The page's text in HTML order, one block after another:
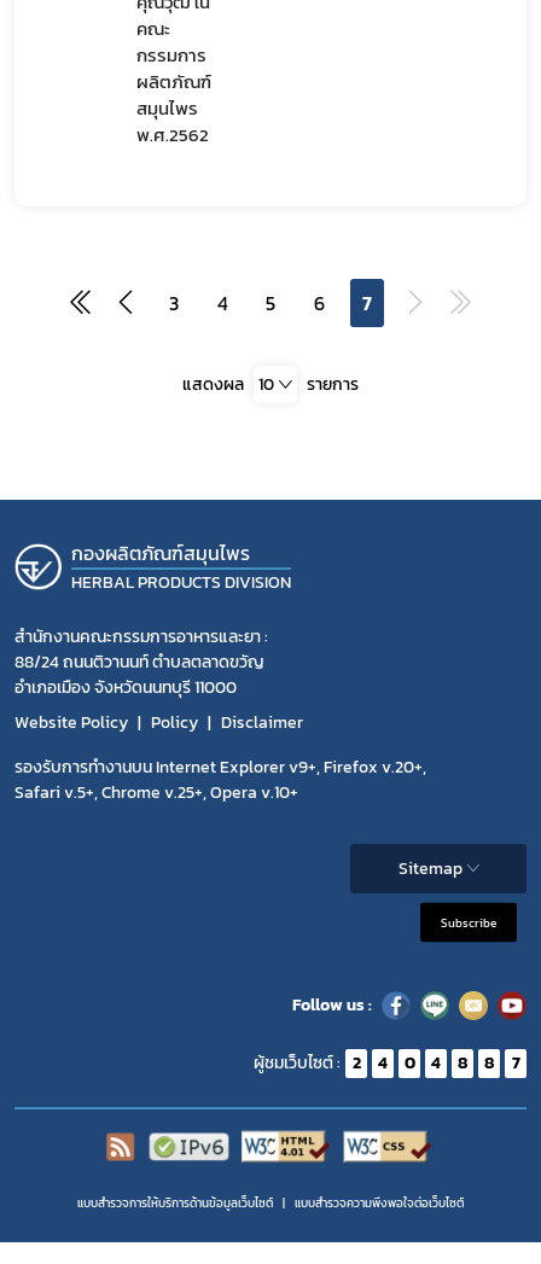
คณะ
กรรมการ
ผลิตภัณฑ์
สมุนไพร
พ.ศ.2562
3 4 5 6 7
แสดงผล 10 รายการ
กองผลิตภัณฑ์สมุนไพร
HERBAL PRODUCTS DIVISION
สำนักงานคณะกรรมการอาหารและยา :
88/24 ถนนติวานนท์ ตำบลตลาดขวัญ
อำเภอเมือง จังหวัดนนทบุรี 11000
Website Policy
Policy
Disclaimer
รองรับการทำงานบน Internet Explorer v9+, Firefox v.20+,
Safari v.5+, Chrome v.25+, Opera v.10+
Sitemap
Subscribe
Follow us :
ผู้ชมเว็บไซต์ : 2 4 0 4 8 8 7
แบบสำรวจการให้บริการด้านข้อมูลเว็บไซต์ แบบสำรวจความพีงพอใจต่อเว็บไซต์